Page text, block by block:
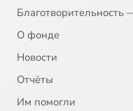
О фонде
Новости
Отчёты
Им помогли